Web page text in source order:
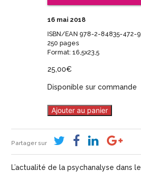
16 mai 2018
ISBN/EAN 978-2-84835-472-9
250 pages
Format: 16,5x23,5
25,00€
Disponible sur commande
Ajouter au panier
Partager sur
L’actualité de la psychanalyse dans